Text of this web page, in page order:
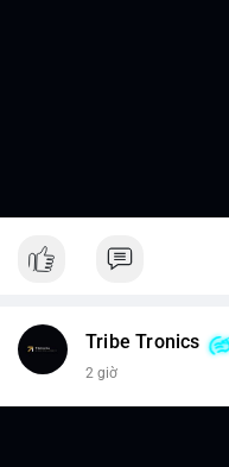
Tribe Tronics
2 giờ